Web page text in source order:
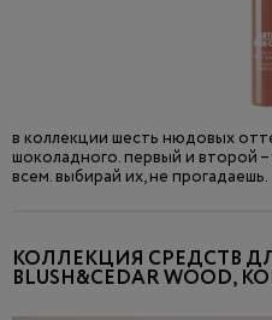
в коллекции шесть нюдовых
шоколадного. первый и второй
всем. выбирай их, не прогадаешь.
КОЛЛЕКЦИЯ СРЕДСТВ
BLUSH&CEDAR WOOD,